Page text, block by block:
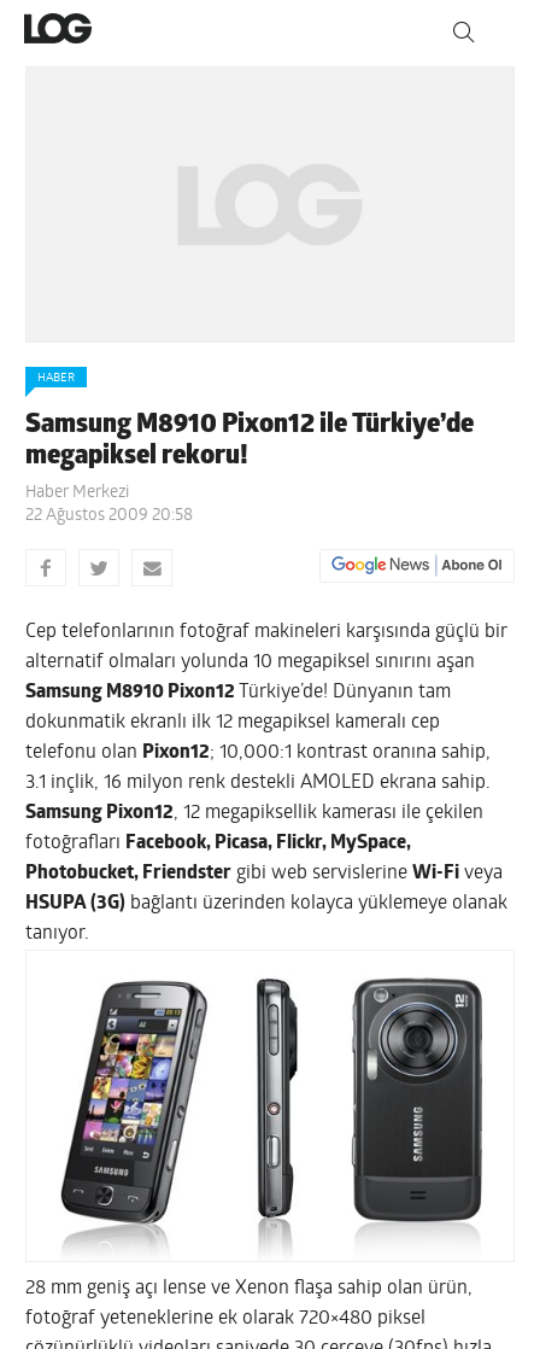
HABER
Samsung M8910 Pixon12 ile Türkiye’de
megapiksel rekoru!
Haber Merkezi
22 Ağustos 2009 20:58
Cep telefonlarının fotoğraf makineleri karşısında güçlü bir
alternatif olmaları yolunda 10 megapiksel sınırını aşan
Samsung M8910 Pixon12
Türkiye’de! Dünyanın tam
dokunmatik ekranlı ilk 12 megapiksel kameralı cep
telefonu olan Pixon12; 10,000:1 kontrast oranına sahip,
3.1 inçlik, 16 milyon renk destekli AMOLED ekrana sahip.
Samsung Pixon12, 12 megapiksellik kamerası ile çekilen
fotoğrafları Facebook, Picasa, Flickr, MySpace,
Photobucket, Friendster gibi web servislerineWi-Fi veya
HSUPA (3G) bağlantı üzerinden kolayca yüklemeye olanak
tanıyor.
28 mm geniş açı lense ve Xenon flaşa sahip olan ürün,
fotoğraf yeteneklerine ek olarak 720×480 piksel